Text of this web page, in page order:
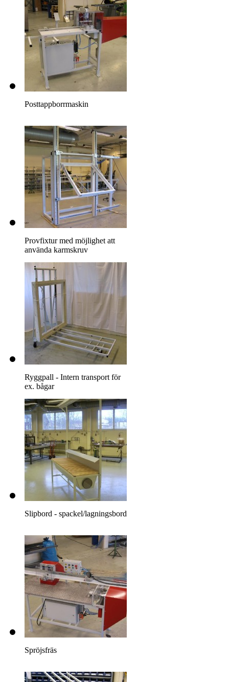
Posttappborrmaskin
Provfixtur med möjlighet att
använda karmskruv
Ryggpall - Intern transport för
ex. bågar
Slipbord - spackel/lagningsbord
Spröjsfräs